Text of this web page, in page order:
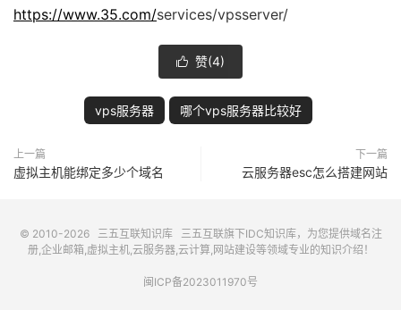
https://www.35.com/services/vpsserver/
 赞(4)
vps服务器 哪个vps服务器比较好
上一篇
虚拟主机能绑定多少个域名
下一篇
云服务器esc怎么搭建网站
© 2010-2026 三五互联知识库 三五互联旗下IDC知识库，为您提供域名注
册,企业邮箱,虚拟主机,云服务器,云计算,网站建设等领域专业的知识介绍！
闽ICP备2023011970号